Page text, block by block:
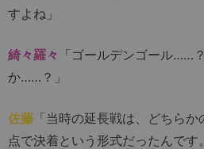
すよね」
綺々羅々 「ゴールデンゴール……
か……？」
佐藤 「当時の延長戦は、どちら
点で決着という形式だったんで